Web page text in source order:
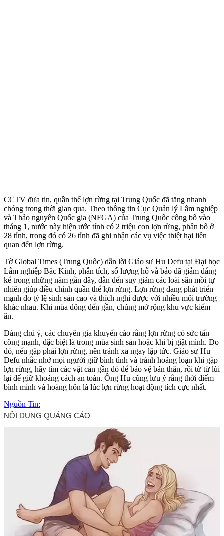
CCTV đưa tin, quần thể lợn rừng tại Trung Quốc đã tăng nhanh
chóng trong thời gian qua. Theo thông tin Cục Quản lý Lâm nghiệp
và Thảo nguyên Quốc gia (NFGA) của Trung Quốc công bố vào
tháng 1, nước này hiện ước tính có 2 triệu con lợn rừng, phân bố ở
28 tỉnh, trong đó có 26 tỉnh đã ghi nhận các vụ việc thiệt hại liên
quan đến lợn rừng.
Tờ Global Times (Trung Quốc) dẫn lời Giáo sư Hu Defu tại Đại học
Lâm nghiệp Bắc Kinh, phân tích, số lượng hổ và báo đã giảm đáng
kể trong những năm gần đây, dẫn đến suy giảm các loài săn mồi tự
nhiên giúp điều chỉnh quần thể lợn rừng. Lợn rừng đang phát triển
mạnh do tỷ lệ sinh sản cao và thích nghi được với nhiều môi trường
khác nhau. Khi mùa đông đến gần, chúng mở rộng khu vực kiếm
ăn.
Đáng chú ý, các chuyên gia khuyến cáo rằng lợn rừng có sức tấn
công mạnh, đặc biệt là trong mùa sinh sản hoặc khi bị giật mình. Do
đó, nếu gặp phải lợn rừng, nên tránh xa ngay lập tức. Giáo sư Hu
Defu nhắc nhở mọi người giữ bình tĩnh và tránh hoảng loạn khi gặp
lợn rừng, hãy tìm các vật cản gần đó để bảo vệ bản thân, rồi từ từ lùi
lại để giữ khoảng cách an toàn. Ông Hu cũng lưu ý rằng thời điểm
bình minh và hoàng hôn là lúc lợn rừng hoạt động tích cực nhất.
Nguồn Tin: